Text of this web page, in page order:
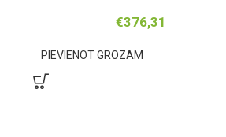
€376,31
PIEVIENOT GROZAM